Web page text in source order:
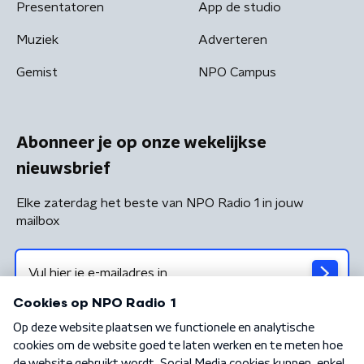
Presentatoren
Muziek
Gemist
App de studio
Adverteren
NPO Campus
Abonneer je op onze wekelijkse
nieuwsbrief
Elke zaterdag het beste van NPO Radio 1 in jouw
mailbox